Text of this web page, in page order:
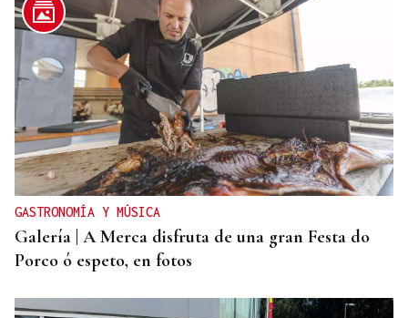
GASTRONOMÍA Y MÚSICA
Galería | A Merca disfruta de una gran Festa do
Porco ó espeto, en fotos